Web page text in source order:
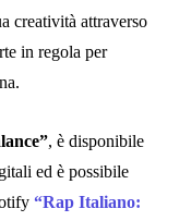
creatività attraverso
in regola per
, è disponibile
ed è possibile
“Rap Italiano: